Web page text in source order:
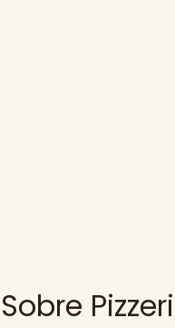
Sobre